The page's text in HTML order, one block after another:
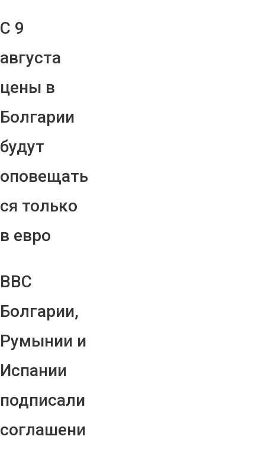
С 9
августа
цены в
Болгарии
будут
оповещать
ся только
в евро
ВВС
Болгарии,
Румынии и
Испании
подписали
соглашени